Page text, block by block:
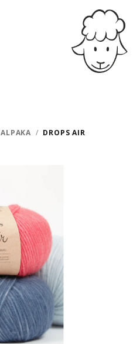
ALPAKA / DROPS AIR